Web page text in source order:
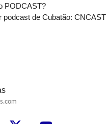
PODCAST?
podcast de Cubatão: CNCAST